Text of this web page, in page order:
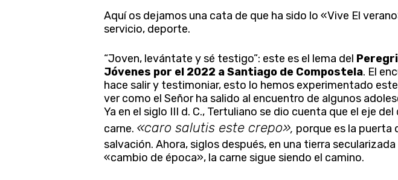
Aquí os dejamos una cata de que ha sido lo «Vive El
servicio, deporte.
“Joven, levántate y sé testigo”: este es el lema del
Jóvenes por el 2022 a Santiago de Compostela. El
hace salir y testimoniar, esto lo hemos experimentado
ver como el Señor ha salido al encuentro de algunos
Ya en el siglo III d. C., Tertuliano se dio cuenta que el eje
carne. «caro salutis este crepo», porque es la puerta
salvación. Ahora, siglos después, en una tierra secularizada
«cambio de época», la carne sigue siendo el camino.